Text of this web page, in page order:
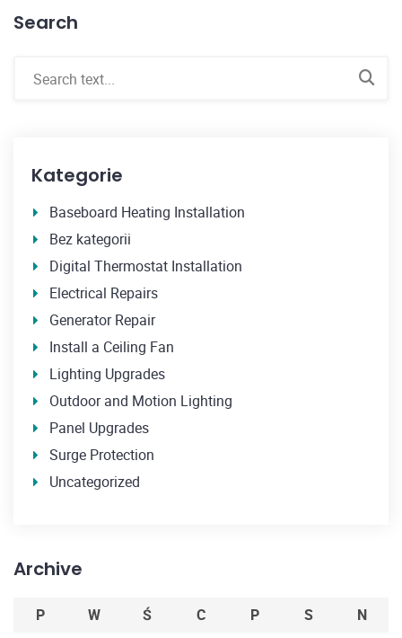
Search
Kategorie
Baseboard Heating Installation
Bez kategorii
Digital Thermostat Installation
Electrical Repairs
Generator Repair
Install a Ceiling Fan
Lighting Upgrades
Outdoor and Motion Lighting
Panel Upgrades
Surge Protection
Uncategorized
Archive
P W Ś C P S
N